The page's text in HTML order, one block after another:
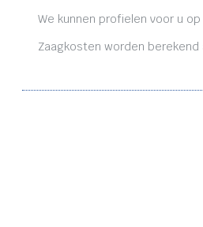
We kunnen profielen voor u
Zaagkosten worden